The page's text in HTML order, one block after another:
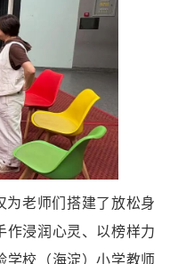
为老师们搭建了放松身
作浸润心灵、以榜样力
学校（海淀）小学教师